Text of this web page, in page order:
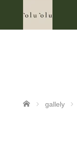
ホーム gallely